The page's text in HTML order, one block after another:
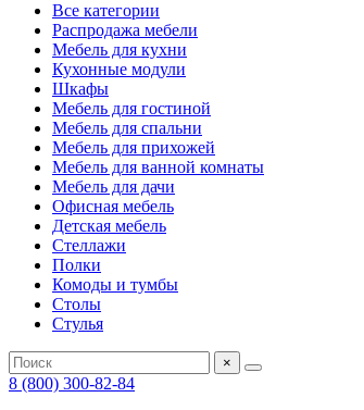
Все категории
Распродажа мебели
Мебель для кухни
Кухонные модули
Шкафы
Мебель для гостиной
Мебель для спальни
Мебель для прихожей
Мебель для ванной комнаты
Мебель для дачи
Офисная мебель
Детская мебель
Стеллажи
Полки
Комоды и тумбы
Столы
Стулья
×
8 (800) 300-82-84